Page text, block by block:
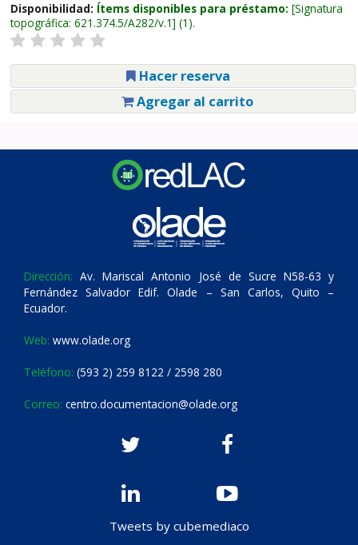
Disponibilidad: Ítems disponibles para préstamo: Signatura
topográfica: 621.374.5/A282/v.1 (1).
Hacer reserva
Agregar al carrito
Dirección: Av. Mariscal Antonio José de Sucre N58-63 y
Fernández Salvador Edif. Olade – San Carlos, Quito –
Ecuador.
Web: www.olade.org
Teléfono: (593 2) 259 8122 / 2598 280
Correo: centro.documentacion@olade.org
Tweets by cubemediaco